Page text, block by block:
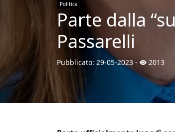
Politica
Parte dalla
Passarelli
Pubblicato: 29-05-2023 - 2013